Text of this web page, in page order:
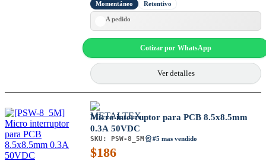
Momentáneo Retentivo
A pedido
Cotizar por WhatsApp
Ver detalles
Micro interruptor para PCB 8.5x8.5mm
0.3A 50VDC
SKU: PSW-8_5M #5 mas vendido
$186